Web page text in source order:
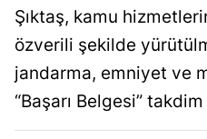
Şıktaş, kamu
özverili şekilde
jandarma, emniyet ve
“Başarı Belgesi”